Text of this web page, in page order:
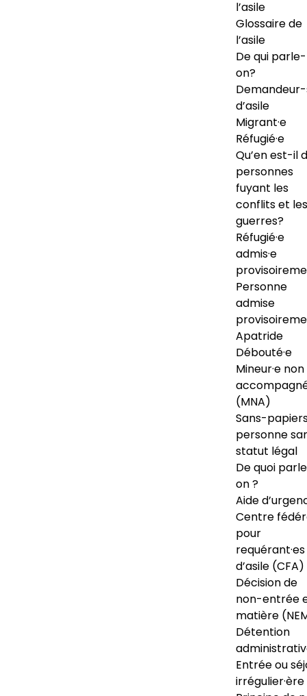
l’asile
Glossaire de
l’asile
De qui
on?
d’asile
Migrant·e
Réfugié·e
Qu’en est-il
personnes
fuyant les
conflits et les
guerres?
Réfugié·e
admis·e
Personne
admise
Apatride
Débouté·e
Mineur·e non
(MNA)
Sans-
personne
statut légal
De quoi
on ?
Aide
Centre
pour
requérant·es
d’asile (CFA)
Décision de
non-entrée
matière
Détention
Entrée ou
irrégulier·ère